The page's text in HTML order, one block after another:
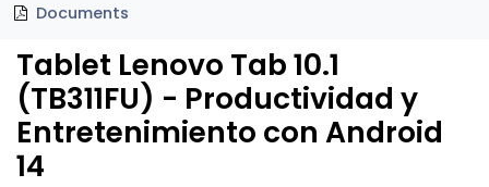
Documents
Tablet Lenovo Tab 10.1
(TB311FU) - Productividad y
Entretenimiento con Android
14